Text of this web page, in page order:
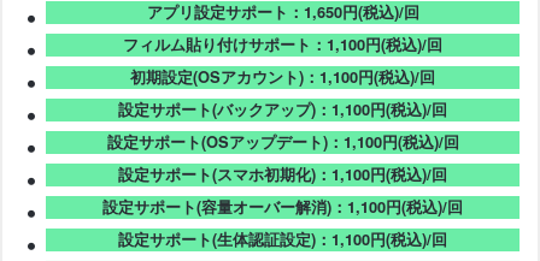
アプリ設定サポート：1,650円(税込)/回
フィルム貼り付けサポート：1,100円(税込)/回
初期設定(OSアカウント)：1,100円(税込)/回
設定サポート(バックアップ)：1,100円(税込)/回
設定サポート(OSアップデート)：1,100円(税込)/回
設定サポート(スマホ初期化)：1,100円(税込)/回
設定サポート(容量オーバー解消)：1,100円(税込)/回
設定サポート(生体認証設定)：1,100円(税込)/回